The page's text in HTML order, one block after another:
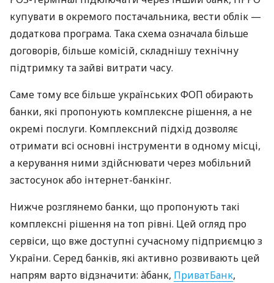
купувати в окремого постачальника, вести облік —
додаткова програма. Така схема означала більше
договорів, більше комісій, складнішу технічну
підтримку та зайві витрати часу.
Саме тому все більше українських ФОП обирають
банки, які пропонують комплексне рішення, а не
окремі послуги. Комплексний підхід дозволяє
отримати всі основні інструменти в одному місці,
а керування ними здійснювати через мобільний
застосунок або інтернет-банкінг.
Нижче розглянемо банки, що пропонують такі
комплексні рішення на топ рівні. Цей огляд про
сервіси, що вже доступні сучасному підприємцю з
України. Серед банків, які активно розвивають цей
напрям варто відзначити: àбанк, ПриватБанк,